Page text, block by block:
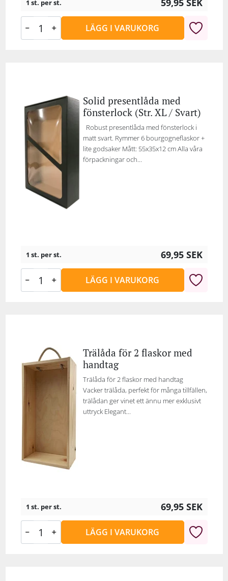
1 st. per st.
LÄGG I VARUKORG
Solid presentlåda med
fönsterlock (Str. XL / Svart)
Robust presentlåda med fönsterlock i
matt svart. Rymmer 6 bourgogneflaskor +
lite godsaker Mått: 55x35x12 cm Alla våra
förpackningar och...
1 st. per st. 69,95 SEK
LÄGG I VARUKORG
Trälåda för 2 flaskor med
handtag
Trälåda för 2 flaskor med handtag
Vacker trälåda, perfekt för många tillfällen,
trälådan ger vinet ett ännu mer exklusivt
uttryck Elegant...
1 st. per st. 69,95 SEK
LÄGG I VARUKORG